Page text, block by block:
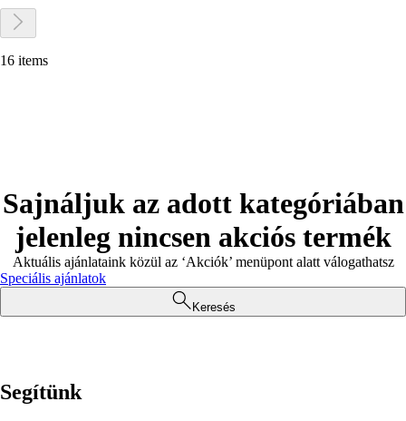
16 items
Sajnáljuk az adott kategóriában
jelenleg nincsen akciós termék
Aktuális ajánlataink közül az ‘Akciók’ menüpont alatt válogathatsz
Speciális ajánlatok
Keresés
Segítünk